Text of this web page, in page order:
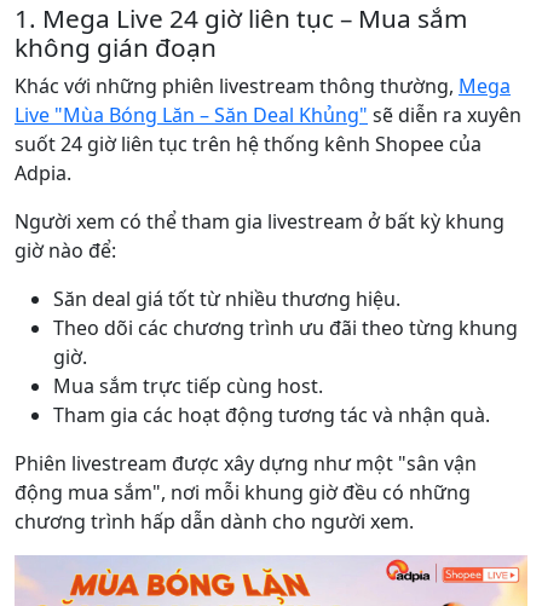
1. Mega Live 24 giờ liên tục – Mua sắm
không gián đoạn
Khác với những phiên livestream thông thường, Mega
Live "Mùa Bóng Lăn – Săn Deal Khủng" sẽ diễn ra xuyên
suốt 24 giờ liên tục trên hệ thống kênh Shopee của
Adpia.
Người xem có thể tham gia livestream ở bất kỳ khung
giờ nào để:
Săn deal giá tốt từ nhiều thương hiệu.
Theo dõi các chương trình ưu đãi theo từng khung
giờ.
Mua sắm trực tiếp cùng host.
Tham gia các hoạt động tương tác và nhận quà.
Phiên livestream được xây dựng như một "sân vận
động mua sắm", nơi mỗi khung giờ đều có những
chương trình hấp dẫn dành cho người xem.